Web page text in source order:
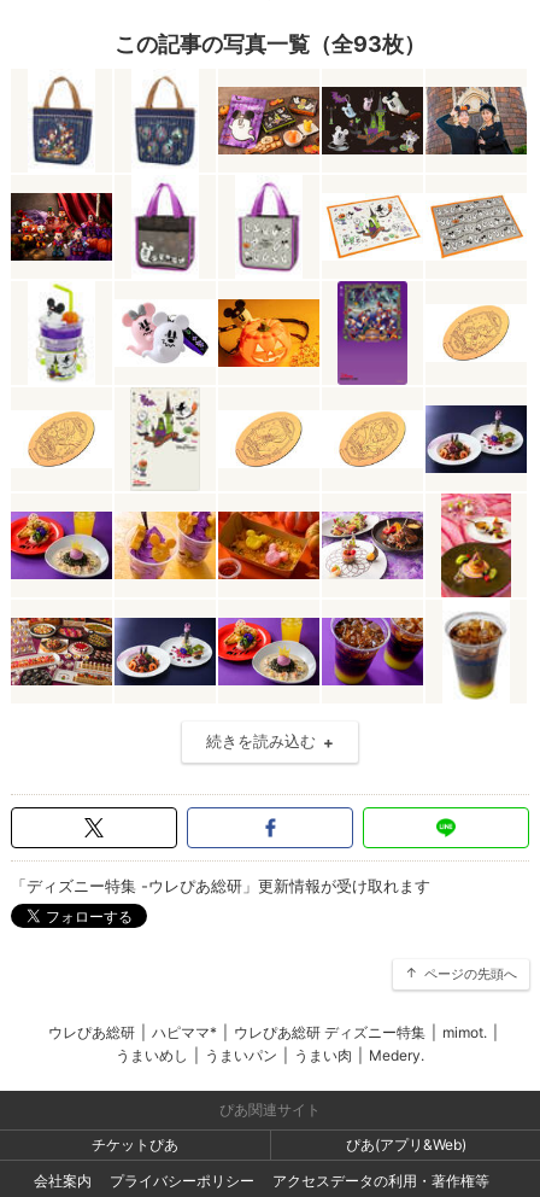
この記事の写真一覧（全93枚）
続きを読み込む
「ディズニー特集 -ウレぴあ総研」更新情報が受け取れます
ページの先頭へ
ウレぴあ総研 ハピママ* ウレぴあ総研 ディズニー特集 mimot.
うまいめし
うまいパン うまい肉 Medery.
ぴあ関連サイト
チケットぴあ
ぴあ(アプリ&Web)
会社案内
プライバシーポリシー アクセスデータの利用・著作権等